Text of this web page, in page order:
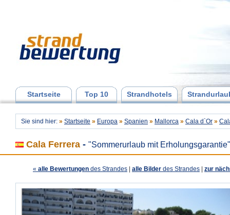
Startseite Top 10 Strandhotels
Sie sind hier: » Startseite » Europa » Spanien » Mallorca » Cala d`Or »
Cala Ferrera - "Sommerurlaub mit Erholungsgarantie"
« alle Bewertungen des Strandes alle Bilder des Strandes zur